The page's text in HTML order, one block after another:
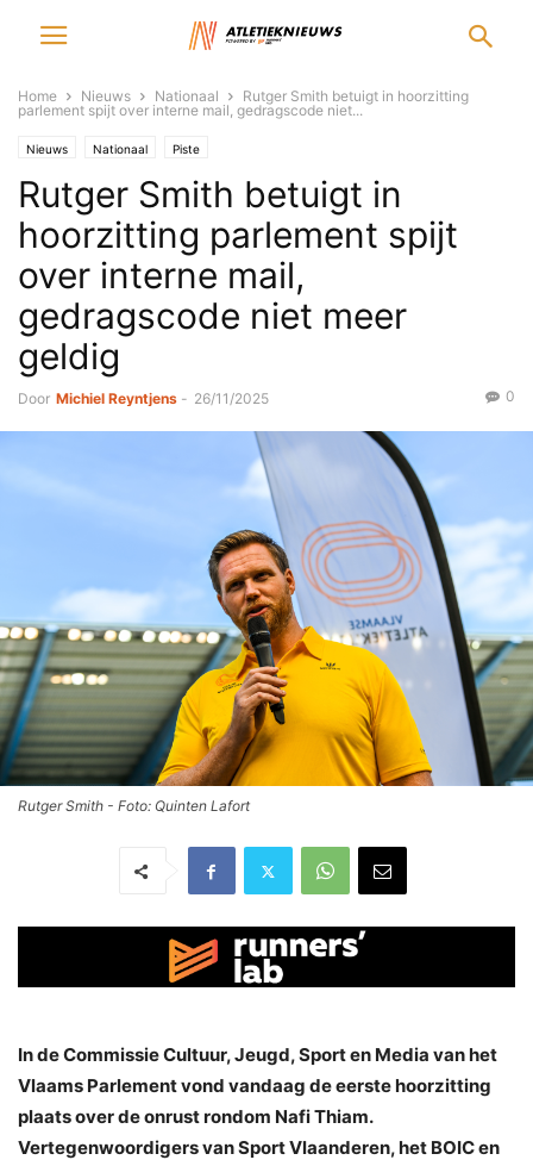
Home Nieuws Nationaal
Rutger Smith betuigt in hoorzitting
parlement spijt over interne mail, gedragscode niet...
Nieuws Nationaal Piste
Rutger Smith betuigt in
hoorzitting parlement spijt
over interne mail,
gedragscode niet meer
geldig
Door Michiel Reyntjens - 26/11/2025 0
Rutger Smith - Foto: Quinten Lafort
In de CommissieCultuur, Jeugd, Sport en Media van het
Vlaams Parlement vond vandaag de eerste hoorzitting
plaats over de onrust rondom Nafi Thiam.
Vertegenwoordigers van Sport Vlaanderen, het BOIC en